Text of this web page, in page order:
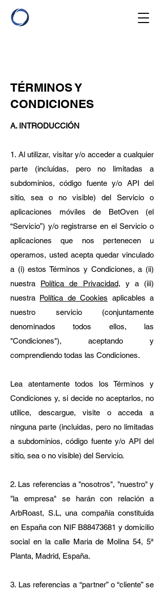
TÉRMINOS Y
CONDICIONES
A. INTRODUCCIÓN
1. Al utilizar, visitar y/o acceder a cualquier
parte (incluidas, pero no limitadas a
subdominios, código fuente y/o API del
sitio, sea o no visible) del Servicio o
aplicaciones móviles de BetOven (el
“Servicio”) y/o registrarse en el Servicio o
aplicaciones que nos pertenecen u
operamos, usted acepta quedar vinculado
a (i) estos Términos y Condiciones, a (ii)
nuestra Política de Privacidad, y a (iii)
nuestra Política de Cookies aplicables a
nuestro servicio (conjuntamente
denominados todos ellos, las
"Condiciones"), aceptando y
comprendiendo todas las Condiciones.
Lea atentamente todos los Términos y
Condiciones y, si decide no aceptarlos, no
utilice, descargue, visite o acceda a
ninguna parte (incluidas, pero no limitadas
a subdominios, código fuente y/o API del
sitio, sea o no visible) del Servicio.
2. Las referencias a "nosotros", "nuestro" y
"la empresa" se harán con relación a
ArbRoast, S.L, una compañía constituida
en España con NIF B88473681 y domicilio
social en la calle Maria de Molina 54, 5ª
Planta, Madrid, España.
3. Las referencias a “partner” o “cliente” se